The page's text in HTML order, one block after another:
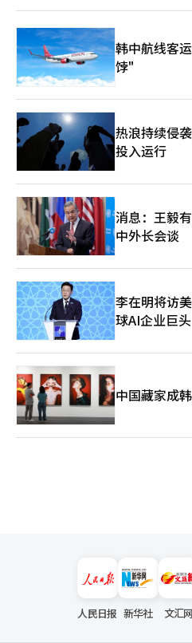
韩中航线客
饽"
热浪持续侵
投入运行
消息：王毅
中外长会谈
李在明将访
球AI企业巨头
中国藏家成
人民日报 新华社 文汇网